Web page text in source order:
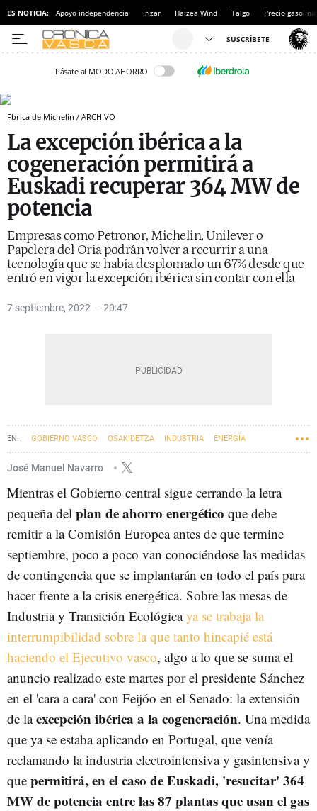
ES NOTICIA: Apoyo independencia Irizar Haizea Wind Talgo Precio gasolina
Pásate al MODO AHORRO
Fbrica de Michelin / ARCHIVO
La excepción ibérica a la
cogeneración permitirá a
Euskadi recuperar 364 MW de
potencia
Empresas como Petronor, Michelin, Unilever o
Papelera del Oria podrán volver a recurrir a una
tecnología que se había desplomado un 67% desde que
entró en vigor la excepción ibérica sin contar con ella
7 septiembre, 2022 20:47
GOBIERNO VASCO OSAKIDETZA INDUSTRIA ENERGÍA
ELÉCTRICAS GUERRA EN UCRANIA
José Manuel Navarro
Mientras el Gobierno central sigue cerrando la letra
pequeña del plan de ahorro energético que debe
remitir a la Comisión Europea antes de que termine
septiembre, poco a poco van conociéndose las medidas
de contingencia que se implantarán en todo el país para
hacer frente a la crisis energética. Sobre las mesas de
Industria y Transición Ecológicaya se trabaja la
interrumpibilidad sobre la que tanto hincapié está
haciendo el Ejecutivo vasco, algo a lo que se suma el
anuncio realizado este martes por el presidente Sánchez
en el 'cara a cara' con Feijóo en el Senado: la extensión
de laexcepción ibérica a la cogeneración. Una medida
que ya se estaba aplicando en Portugal, que venía
reclamando la industria electrointensiva y gasintensiva y
que permitirá, en el caso de Euskadi, 'resucitar' 364
MW de potencia entre las 87 plantas que usan el gas